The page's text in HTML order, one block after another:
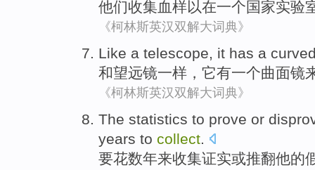
他们收集血样以在一个国家实验
《柯林斯英汉双解大词典》
Like a telescope, it has a
和望远镜一样， 它有一个曲面镜
《柯林斯英汉双解大词典》
The statistics to prove or
years to collect
要花数年来收集证实或推翻他的